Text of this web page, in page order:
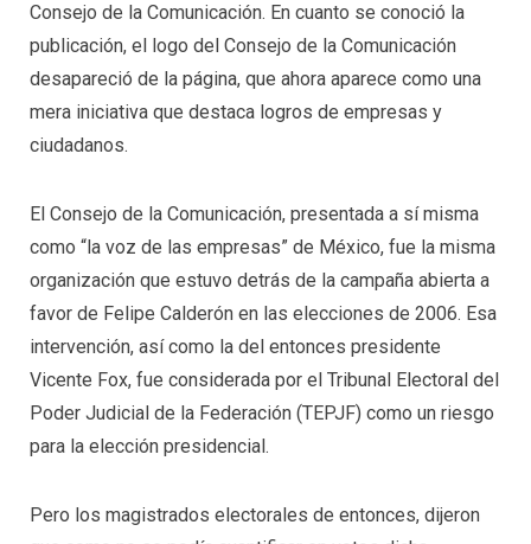
Consejo de la Comunicación. En cuanto se conoció la
publicación, el logo del Consejo de la Comunicación
desapareció de la página, que ahora aparece como una
mera iniciativa que destaca logros de empresas y
ciudadanos.
El Consejo de la Comunicación, presentada a sí misma
como “la voz de las empresas” de México, fue la misma
organización que estuvo detrás de la campaña abierta a
favor de Felipe Calderón en las elecciones de 2006. Esa
intervención, así como la del entonces presidente
Vicente Fox, fue considerada por el Tribunal Electoral del
Poder Judicial de la Federación (TEPJF) como un riesgo
para la elección presidencial.
Pero los magistrados electorales de entonces, dijeron